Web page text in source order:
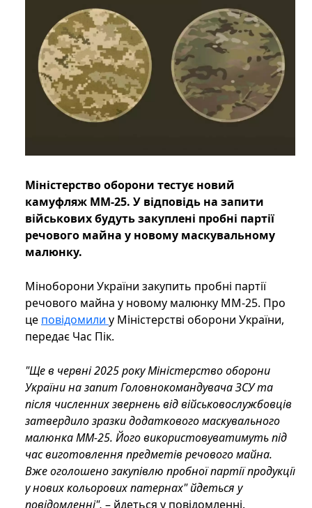
Міністерство оборони тестує новий
камуфляж ММ-25. У відповідь на запити
військових будуть закуплені пробні партії
речового майна у новому маскувальному
малюнку.
Міноборони України закупить пробні партії
речового майна у новому малюнку ММ-25. Про
це повідомили у Міністерстві оборони України,
передає Час Пік.
"Ще в червні 2025 року Міністерство оборони
України на запит Головнокомандувача ЗСУ та
після численних звернень від військовослужбовців
затвердило зразки додаткового маскувального
малюнка ММ-25. Його використовуватимуть під
час виготовлення предметів речового майна.
Вже оголошено закупівлю пробної партії продукції
у нових кольорових патернах" йдеться у
повідомленні", – йдеться у повідомленні.